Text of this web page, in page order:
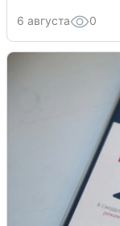
6 августа 0